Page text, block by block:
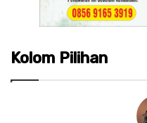
Kolom Pilihan